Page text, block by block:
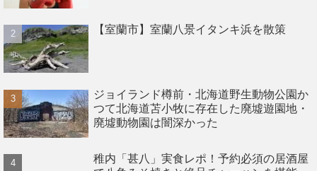
【室蘭市】室蘭八景イタンキ浜を散策
ジョイランド樽前・北海道野生動物公園か
つて北海道苫小牧に存在した廃墟遊園地・
廃墟動物園は闇深かった
稚内「甚八」実食レポ！予約必須の居酒屋